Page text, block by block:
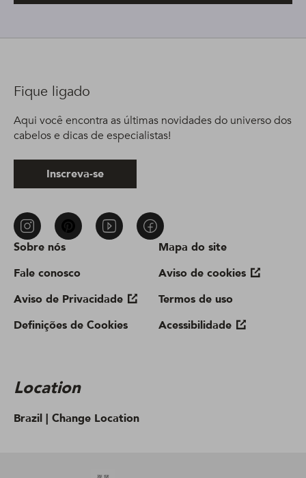
Sobre nós
Fale conosco
Aviso de Privacidade
Definições de Cookies
Mapa do site
Aviso de cookies
Termos de uso
Acessibilidade
Location
Brazil | Change Location
Fique ligado
Aqui você encontra as últimas novidades do universo dos
cabelos e dicas de especialistas!
Inscreva-se